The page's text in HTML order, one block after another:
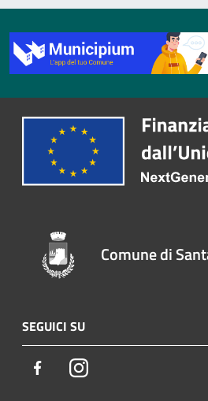
Comune di
SEGUICI SU
FacebookInstagram